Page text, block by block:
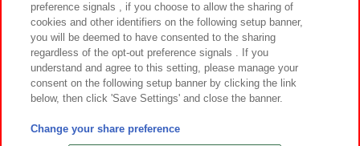
©Bandai Namco Amusement Inc.
©Bandai Namco Amusement Lab Inc.
preference signals , if you choose to allow the sharing of
cookies and other identifiers on the following setup banner,
you will be deemed to have consented to the sharing
regardless of the opt-out preference signals . If you
understand and agree to this setting, please manage your
consent on the following setup banner by clicking the link
below, then click 'Save Settings' and close the banner.
Change your share preference